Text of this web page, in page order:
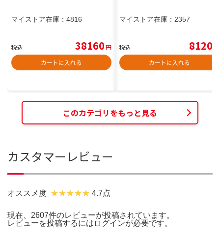
マイストア在庫： 4816
税込 38160円
カートに入れる
マイストア在庫： 2357
税込 8120
カートに入れる
このカテゴリをもっと見る
カスタマーレビュー
オススメ度 4.7点
現在、2607件のレビューが投稿されています。
レビューを投稿するには ログインが必要です。